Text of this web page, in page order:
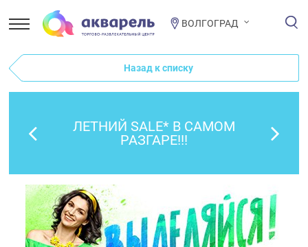
ВОЛГОГРАД
Назад к списку
ЛЕТНИЙ SALE* В САМОМ
РАЗГАРЕ!!!